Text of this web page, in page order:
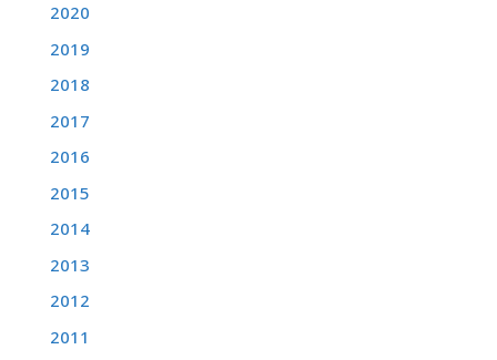
2020
2019
2018
2017
2016
2015
2014
2013
2012
2011